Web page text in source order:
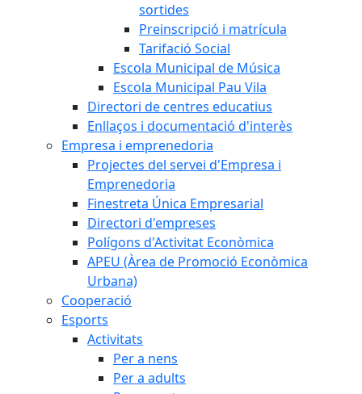
sortides
Preinscripció i matrícula
Tarifació Social
Escola Municipal de Música
Escola Municipal Pau Vila
Directori de centres educatius
Enllaços i documentació d'interès
Empresa i emprenedoria
Projectes del servei d'Empresa i
Emprenedoria
Finestreta Única Empresarial
Directori d'empreses
Polígons d'Activitat Econòmica
APEU (Àrea de Promoció Econòmica
Urbana)
Cooperació
Esports
Activitats
Per a nens
Per a adults